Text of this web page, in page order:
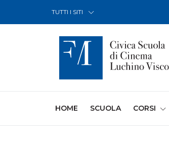
TUTTI I SITI
HOME (CURRENT)
SCUOLA CORSI